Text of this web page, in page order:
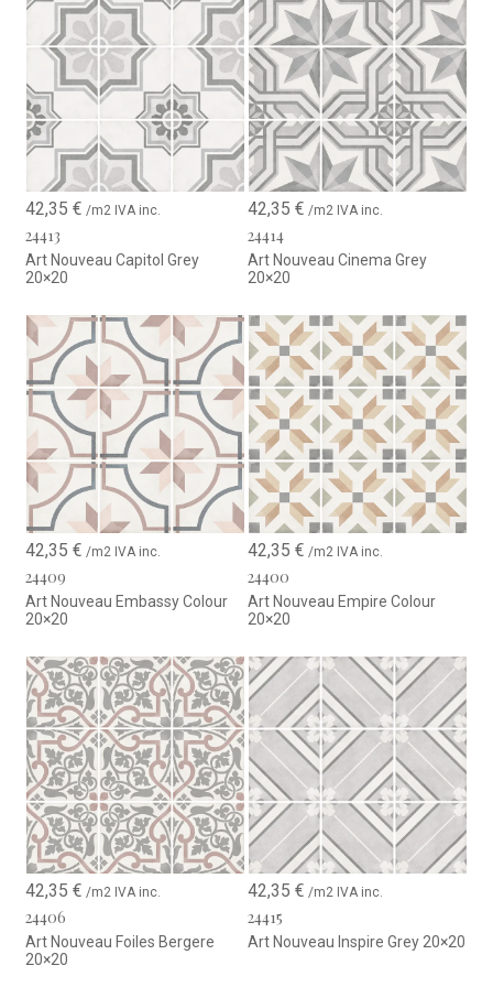
un carácter exclusivo a cualquier estancia.
Gracias a su fabricación en gres porcelánico, conserva toda su
belleza con el paso del tiempo, ofreciendo una solución
decorativa elegante, resistente y de fácil mantenimiento para
proyectos de larga duración.
42,35€ /m2 IVA inc.
24413
Art Nouveau Capitol Grey
20×20
42,35 € /m2 IVA inc.
24414
Art Nouveau Cinema Grey
20×20
42,35€ /m2 IVA inc.
24409
Art Nouveau Embassy Colour
20×20
42,35 € /m2 IVA inc.
24400
Art Nouveau Empire Colour
20×20
42,35€ /m2 IVA inc.
24406
Art Nouveau Foiles Bergere
20×20
42,35 € /m2 IVA inc.
24415
Art Nouveau Inspire Grey 20×20